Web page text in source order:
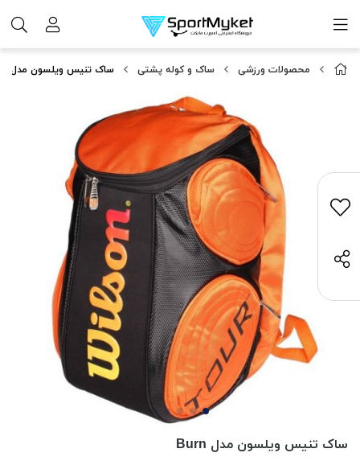
محصولات ورزشی ساک و کوله پشتی ساک تنیس ویلسون مدل Burn
ساک تنیس ویلسون مدل Burn